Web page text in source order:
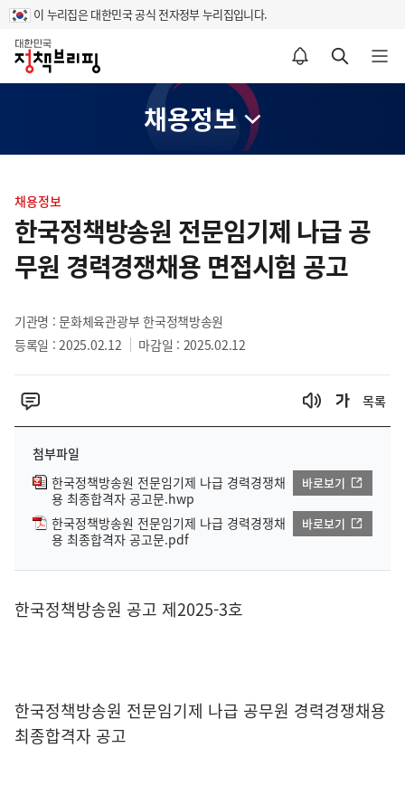
이 누리집은 대한민국 공식 전자정부 누리집입니다.
홈
알림설정 바로가기 검색 바로가기 메뉴 열기
채용정보
텐
츠
영
역
채용정보
한국정책방송원 전문임기제 나급 공
무원 경력경쟁채용 면접시험 공고
기관명 : 문화체육관광부 한국정책방송원
등록일 : 2025.02.12
마감일 : 2025.02.12
목록
첨부파일
한국정책방송원 전문임기제 나급 경력경쟁채
용 최종합격자 공고문.hwp
바로보기
한국정책방송원 전문임기제 나급 경력경쟁채
용 최종합격자 공고문.pdf
바로보기
한국정책방송원 공고 제2025-3호
한국정책방송원 전문임기제 나급 공무원 경력경쟁채용
최종합격자 공고